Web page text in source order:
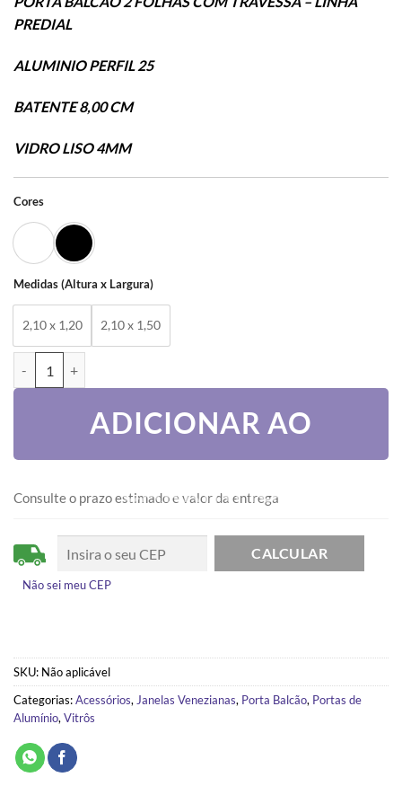
PREDIAL
ALUMINIO PERFIL 25
BATENTE 8,00 CM
VIDRO LISO 4MM
Cores
Medidas (Altura x Largura)
2,10 x 1,20 2,10 x 1,50
ADICIONAR AO
CARRINHO
Consulte o prazo estimado e valor da entrega
Não sei meu CEP
SKU: Não aplicável
Categorias:Acessórios,Janelas Venezianas, Porta Balcão, Portas de
Alumínio,Vitrôs